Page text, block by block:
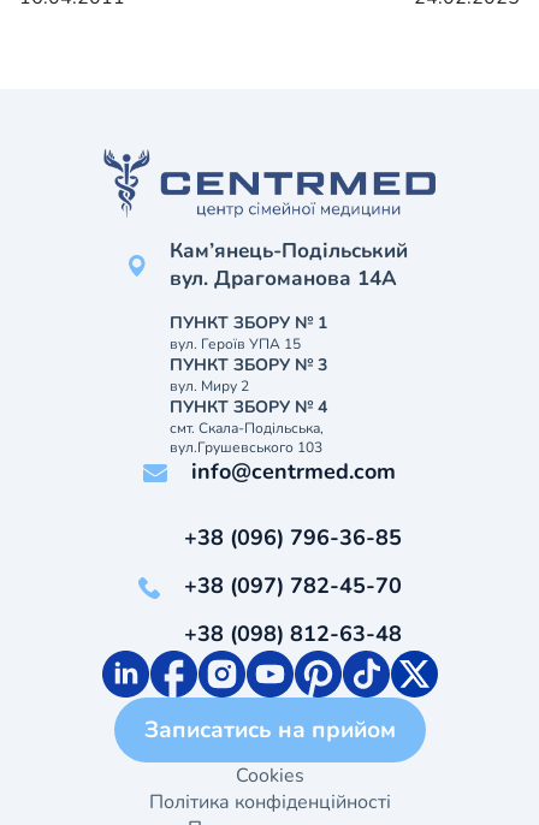
Кам’янець-Подільський
вул. Драгоманова 14А
ПУНКТ ЗБОРУ № 1
вул. Героїв УПА 15
ПУНКТ ЗБОРУ № 3
вул. Миру 2
ПУНКТ ЗБОРУ № 4
смт. Скала-Подільська,
вул.Грушевського 103
info@centrmed.com
+38 (096) 796-36-85
+38 (097) 782-45-70
+38 (098) 812-63-48
Записатись на прийом
Cookies
Політика конфіденційності